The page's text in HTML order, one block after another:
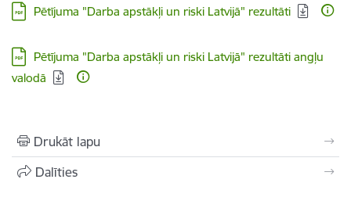
Lejupielādēt:
Pētījuma "Darba apstākļi un riski Latvijā" rezultāti
Lejupielādēt:
Pētījuma "Darba apstākļi un riski Latvijā" rezultāti angļu
valodā
Drukāt lapu
Dalīties